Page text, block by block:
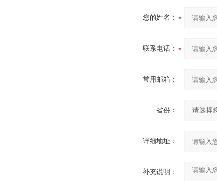
您的姓名：
联系电话：
常用邮箱：
省份：
详细地址：
补充说明：